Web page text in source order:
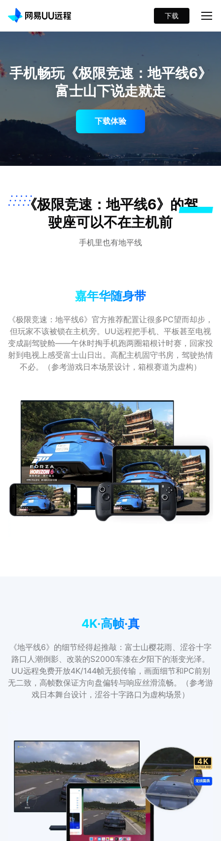
下载
手机畅玩《极限竞速：地平线6》
富士山下说走就走
下载体验
《极限竞速：地平线6》的驾
驶座可以不在主机前
手机里也有地平线
嘉年华随身带
《极限竞速：地平线6》官方推荐配置让很多PC望而却步，
但玩家不该被锁在主机旁。UU远程把手机、平板甚至电视
变成副驾驶舱——午休时掏手机跑两圈箱根计时赛，回家投
射到电视上感受富士山日出。高配主机固守书房，驾驶热情
不必。（参考游戏日本场景设计，箱根赛道为虚构）
4K·高帧·真
《地平线6》的细节经得起推敲：富士山樱花雨、涩谷十字
路口人潮倒影、改装的S2000车漆在夕阳下的渐变光泽。
UU远程免费开放4K/144帧无损传输，画面细节和PC前别
无二致，高帧数保证方向盘偏转与响应丝滑流畅。（参考游
戏日本舞台设计，涩谷十字路口为虚构场景）